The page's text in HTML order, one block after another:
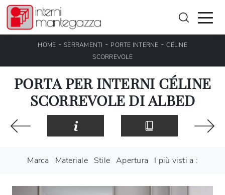
HOME - SERRAMENTI - PORTE INTERNE -CÉLINE
SCORREVOLE
PORTA PER INTERNI CÉLINE
SCORREVOLE DI ALBED
Marca Materiale Stile Apertura I più visti a :